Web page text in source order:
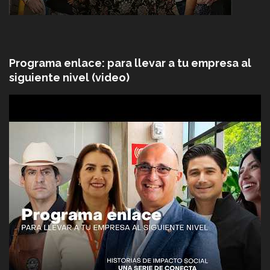
Programa enlace: para llevar a tu empresa al
siguiente nivel (video)